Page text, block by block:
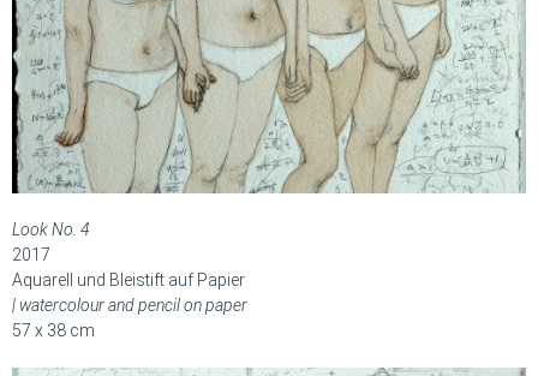
Look No. 4
2017
Aquarell und Bleistift auf Papier
| watercolour and pencil on paper
57 x 38 cm